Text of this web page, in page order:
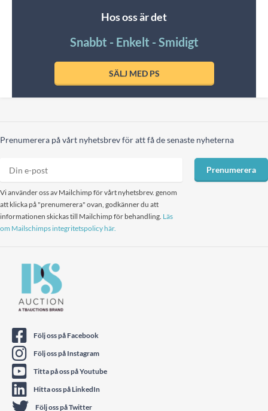
Hos oss är det
Snabbt - Enkelt - Smidigt
SÄLJ MED PS
Prenumerera på vårt nyhetsbrev för att få de senaste nyheterna
Vi använder oss av Mailchimp för vårt nyhetsbrev. genom
att klicka på "prenumerera" ovan, godkänner du att
informationen skickas till Mailchimp för behandling. Läs
om Mailschimps integritetspolicy här.
Prenumerera
Följ oss på Facebook
Följ oss på Instagram
Titta på oss på Youtube
Hitta oss på LinkedIn
Följ oss på Twitter